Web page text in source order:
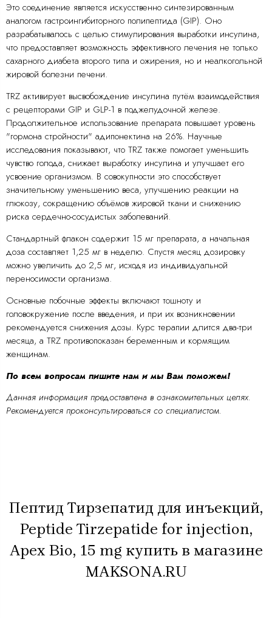
Это соединение является искусственно синтезированным
аналогом гастроингибиторного полипептида (GIP). Оно
разрабатывалось с целью стимулирования выработки инсулина,
что предоставляет возможность эффективного лечения не только
сахарного диабета второго типа и ожирения, но и неалкогольной
жировой болезни печени.
TRZ активирует высвобождение инсулина путём взаимодействия
с рецепторами GIP и GLP-1 в поджелудочной железе.
Продолжительное использование препарата повышает уровень
"гормона стройности" адипонектина на 26%. Научные
исследования показывают, что TRZ также помогает уменьшить
чувство голода, снижает выработку инсулина и улучшает его
усвоение организмом. В совокупности это способствует
значительному уменьшению веса, улучшению реакции на
глюкозу, сокращению объёмов жировой ткани и снижению
риска сердечно-сосудистых заболеваний.
Стандартный флакон содержит 15 мг препарата, а начальная
доза составляет 1,25 мг в неделю. Спустя месяц дозировку
можно увеличить до 2,5 мг, исходя из индивидуальной
переносимости организма.
Основные побочные эффекты включают тошноту и
головокружение после введения, и при их возникновении
рекомендуется снижения дозы. Курс терапии длится два-три
месяца, а TRZ противопоказан беременным и кормящим
женщинам.
По всем вопросам пишите нам и мы Вам поможем!
Данная информация предоставлена в ознакомительных целях.
Рекомендуется проконсультироваться со специалистом.
Пептид Тирзепатид для инъекций,
Peptide Tirzepatide for injection,
Apex Bio, 15 mg купить в магазине
MAKSONA.RU